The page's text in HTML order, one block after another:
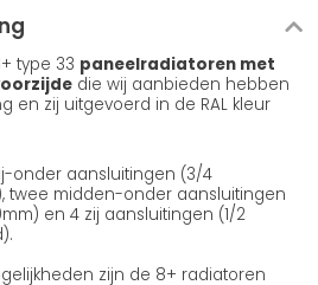
type 33 paneelradiatoren met
die wij aanbieden hebben
en zij uitgevoerd in de RAL kleur
onder aansluitingen (3/4
twee midden-onder aansluitingen
en 4 zij aansluitingen (1/2
zijn de 8+ radiatoren